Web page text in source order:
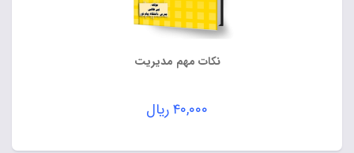
نکات مهم مدیریت
۴۰,۰۰۰ریال